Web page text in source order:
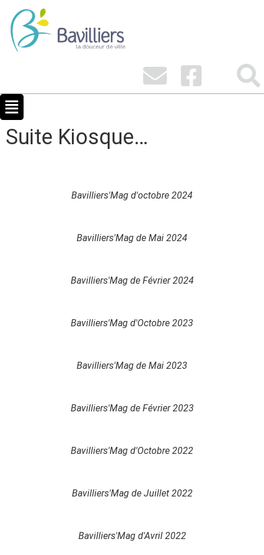
Suite Kiosque…
Bavilliers'Mag d'octobre 2024
Bavilliers'Mag de Mai 2024
Bavilliers'Mag de Février 2024
Bavilliers'Mag d'Octobre 2023
Bavilliers'Mag de Mai 2023
Bavilliers'Mag de Février 2023
Bavilliers'Mag d'Octobre 2022
Bavilliers'Mag de Juillet 2022
Bavilliers'Mag d'Avril 2022